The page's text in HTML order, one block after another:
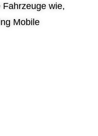
wie,
Mobile